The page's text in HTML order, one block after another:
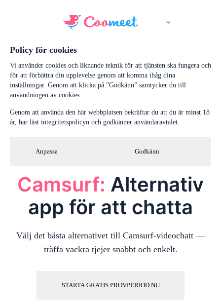
Policy för cookies
Vi använder cookies och liknande teknik för att tjänsten ska fungera och
för att förbättra din upplevelse genom att komma ihåg dina
inställningar. Genom att klicka på ”Godkänn” samtycker du till
användningen av cookies.
Genom att använda den här webbplatsen bekräftar du att du är minst 18
år, har läst integritetspolicyn och godkänner användaravtalet.
Anpassa Godkänn
Camsurf: Alternativ
app för att chatta
Välj det bästa alternativet till Camsurf-videochatt —
träffa vackra tjejer snabbt och enkelt.
STARTA GRATIS PROVPERIOD NU